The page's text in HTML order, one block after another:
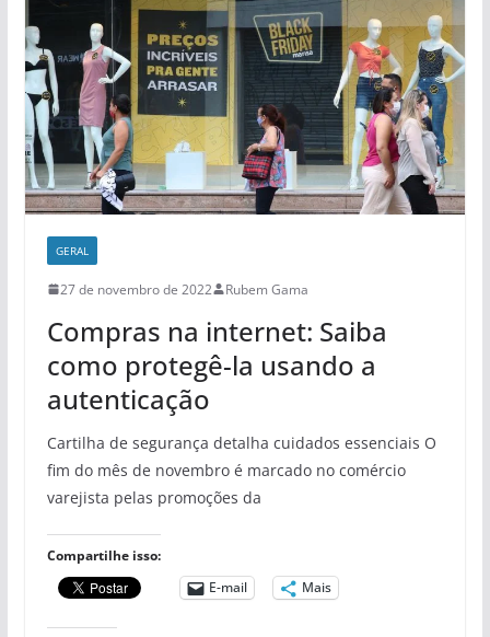
GERAL
27 de novembro de 2022 Rubem Gama
Compras na internet: Saiba
como protegê-la usando a
autenticação
Cartilha de segurança detalha cuidados essenciais O
fim do mês de novembro é marcado no comércio
varejista pelas promoções da
Compartilhe isso:
E-mail
Mais